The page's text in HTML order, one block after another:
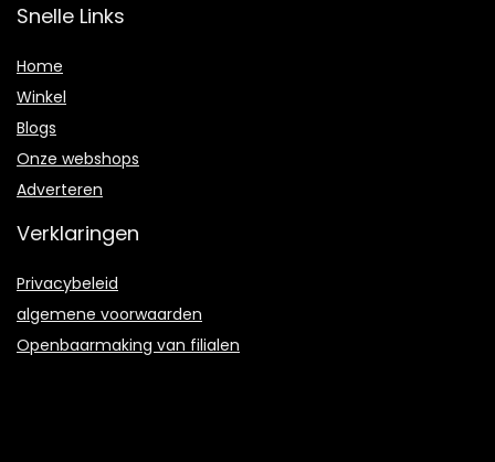
Snelle Links
Home
Winkel
Blogs
Onze webshops
Adverteren
Verklaringen
Privacybeleid
algemene voorwaarden
Openbaarmaking van filialen